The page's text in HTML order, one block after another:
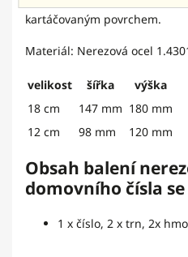
kartáčovaným povrchem.
Materiál: Nerezová ocel
velikost šířka
výška
18 cm
147 mm 180 mm
12 cm
98 mm 120 mm
Obsah balení
domovního čísla
1 x číslo, 2 x trn, 2x